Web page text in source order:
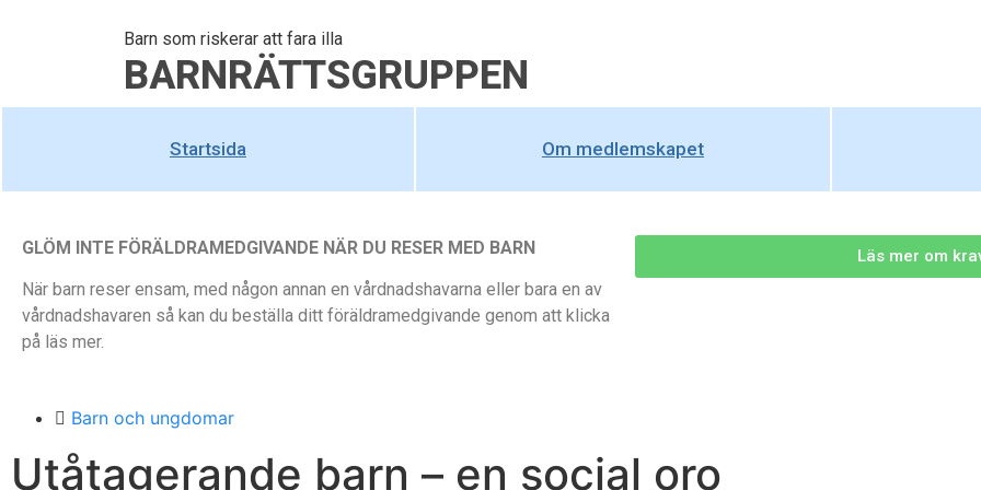
Barn som riskerar att fara illa
BARNRÄTTSGRUPPEN
Startsida Om medlemskapet
GLÖM INTE FÖRÄLDRAMEDGIVANDE NÄR DU RESER MED BARN
När barn reser ensam, med någon annan en vårdnadshavarna eller bara en av
vårdnadshavaren så kan du beställa ditt föräldramedgivande genom att klicka
på läs mer.
Läs mer om
Barn och ungdomar
Utåtagerande barn – en social oro